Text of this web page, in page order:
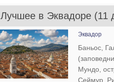
Лучшее в Эквадоре (11
Эквадор
Баньос,
Мундо,
Сеймур,